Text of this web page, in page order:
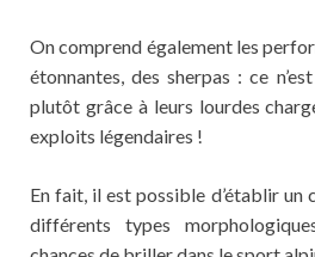
On comprend également les
étonnantes, des sherpas : ce
plutôt grâce à leurs lourdes
exploits légendaires !
En fait, il est possible d’établir un
différents types